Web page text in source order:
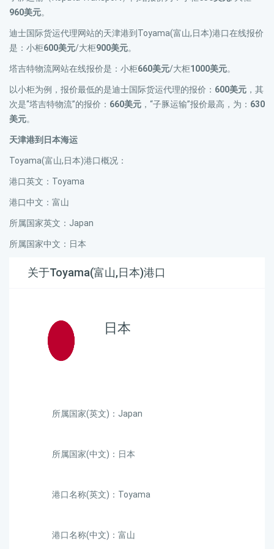
960美元。
迪士国际货运代理网站的天津港到Toyama(富山,日本)港口在线报价
是：小柜600美元/大柜900美元。
塔吉特物流网站在线报价是：小柜660美元/大柜1000美元。
以小柜为例，报价最低的是迪士国际货运代理的报价： 600美元 ，其
次是“塔吉特物流”的报价： 660美元 ，“子豚运输”报价最高，为： 630
美元。
天津港到日本海运
Toyama(富山,日本)港口概况：
港口英文：Toyama
港口中文：富山
所属国家英文：Japan
所属国家中文：日本
关于Toyama(富山,日本)港口
日本
所属国家(英文)：Japan
所属国家(中文)：日本
港口名称(英文)：Toyama
港口名称(中文)：富山